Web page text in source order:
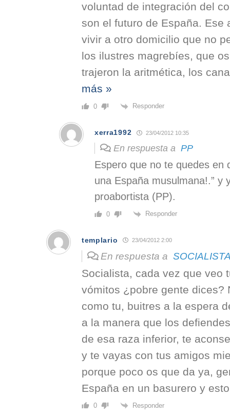
voluntad de integración del
son el futuro de España. Ese
vivir a otro domicilio que no
los ilustres magrebíes, que
trajeron la aritmética, los
más »
0 Responder
xerra1992 23/04/2012 10:35
En respuesta a PP
Espero que no te quedes en
una España musulmana!.” y
proabortista (PP).
0 Responder
templario 23/04/2012 2:00
En respuesta a
Socialista, cada vez que veo
vómitos ¿pobre gente dices?
como tu, buitres a la espera
a la manera que los
de esa raza inferior, te
y te vayas con tus amigos
porque poco os que da ya,
España en un basurero y
0 Responder